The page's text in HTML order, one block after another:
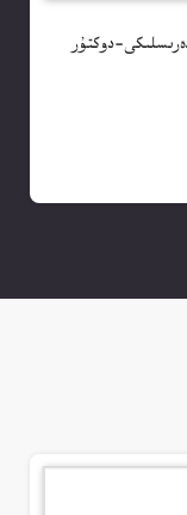
دوكتۇر